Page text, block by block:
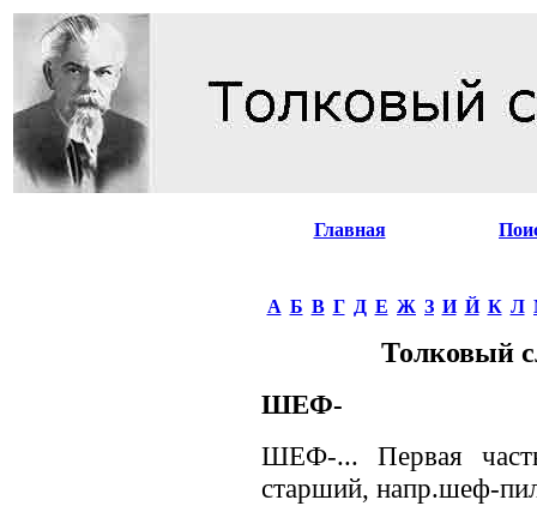
Главная
А Б В Г Д Е Ж З И Й К Л
Толковый
ШЕФ-
ШЕФ-... Первая
старший, напр.шеф-